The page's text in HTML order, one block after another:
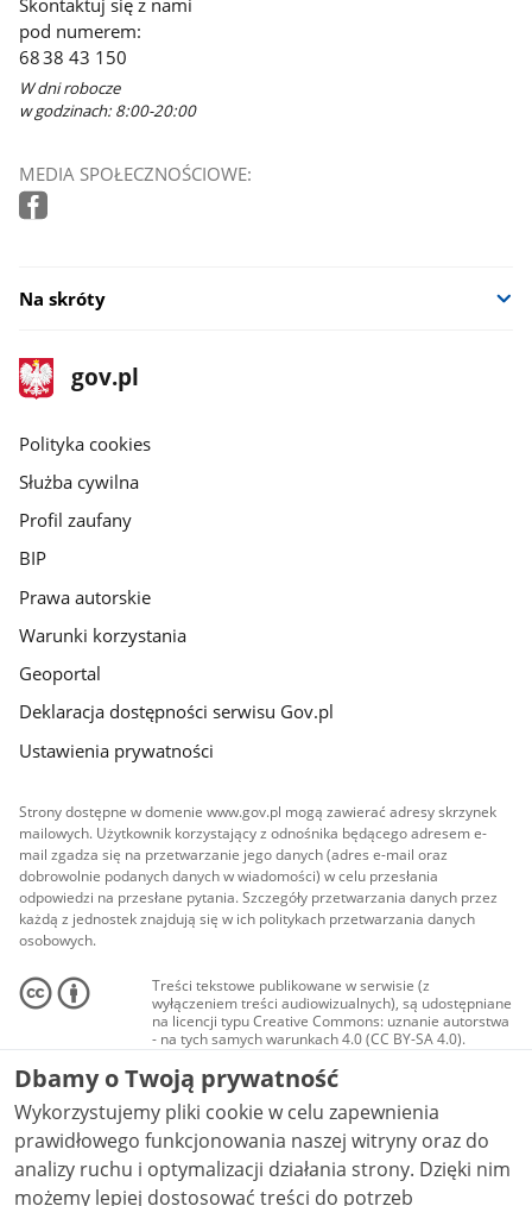
Skontaktuj się z nami
pod numerem:
68 38 43 150
W dni robocze
w godzinach: 8:00-20:00
MEDIA SPOŁECZNOŚCIOWE:
Na skróty
stopka
gov.pl
Strona
gov.pl
gov.pl
Polityka cookies
Służba cywilna
Profil zaufany
BIP
Prawa autorskie
Warunki korzystania
Geoportal
Deklaracja dostępności serwisu Gov.pl
Ustawienia prywatności
Strony dostępne w domenie www.gov.pl mogą zawierać adresy skrzynek
mailowych. Użytkownik korzystający z odnośnika będącego adresem e-
mail zgadza się na przetwarzanie jego danych (adres e-mail oraz
dobrowolnie podanych danych w wiadomości) w celu przesłania
odpowiedzi na przesłane pytania. Szczegóły przetwarzania danych przez
każdą z jednostek znajdują się w ich politykach przetwarzania danych
osobowych.
Treści tekstowe publikowane w serwisie (z
wyłączeniem treści audiowizualnych), są udostępniane
na licencji typu Creative Commons: uznanie autorstwa
- na tych samych warunkach 4.0 (CC BY-SA 4.0).
Materiały audiowizualne, w tym zdjęcia, materiały
audio i wideo, są udostępniane na licencji typu
Creative Commons: uznanie autorstwa użycie
niekomercyjne - bez utworów zależnych 4.0 (CC BY-
NC-ND 4.0), o ile nie jest to stwierdzone inaczej.
Dbamy o Twoją prywatność
Wykorzystujemy pliki cookie w celu zapewnienia
prawidłowego funkcjonowania naszej witryny oraz do
analizy ruchu i optymalizacji działania strony. Dzięki nim
możemy lepiej dostosować treści do potrzeb